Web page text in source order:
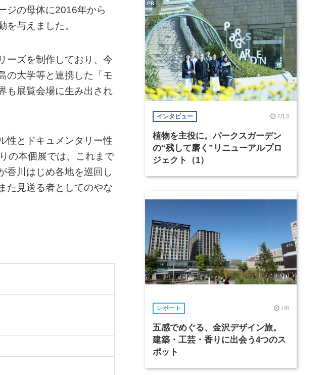
ジの母体に2016年から
与えました。
ーズを制作しており、今
の大学等と連携した「モ
も展覧会場に生み出され
性とドキュメンタリー性
の本個展では、これまで
香川はじめ各地を巡回し
た見送る者としてのやな
インタビュー 7/13
植物を主役に。パークスガーデン
の“残して磨く”リニューアルプロ
ジェクト（1）
PR
レポート 7/8
五感でめぐる、金沢デザイン旅。
建築・工芸・香りに出会う4つのス
ポット